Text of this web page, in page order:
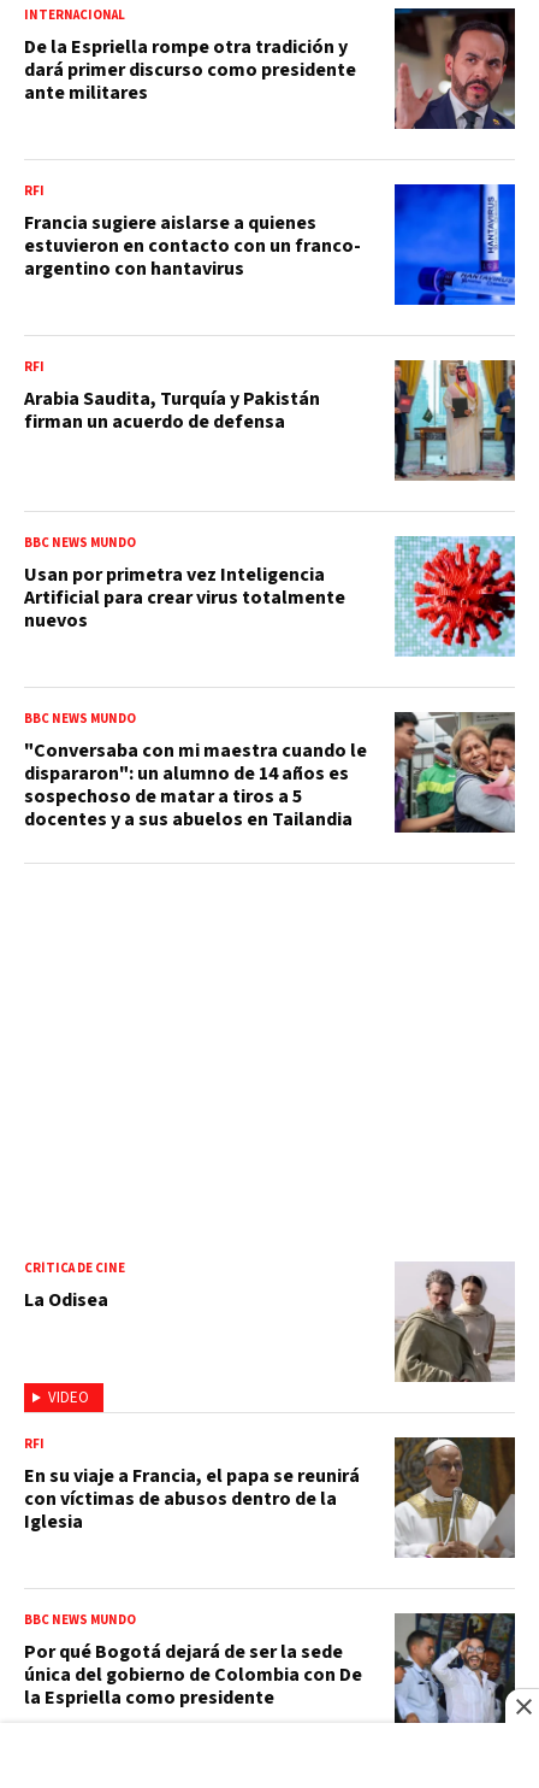
INTERNACIONAL
De la Espriella rompe otra tradición y
dará primer discurso como presidente
ante militares
RFI
Francia sugiere aislarse a quienes
estuvieron en contacto con un franco-
argentino con hantavirus
RFI
Arabia Saudita, Turquía y Pakistán
firman un acuerdo de defensa
BBC NEWS MUNDO
Usan por primetra vez Inteligencia
Artificial para crear virus totalmente
nuevos
BBC NEWS MUNDO
"Conversaba con mi maestra cuando le
dispararon": un alumno de 14 años es
sospechoso de matar a tiros a 5
docentes y a sus abuelos en Tailandia
VIDEO
CRÍTICA DE CINE
La Odisea
RFI
En su viaje a Francia, el papa se reunirá
con víctimas de abusos dentro de la
Iglesia
BBC NEWS MUNDO
Por qué Bogotá dejará de ser la sede
única del gobierno de Colombia con De
la Espriella como presidente